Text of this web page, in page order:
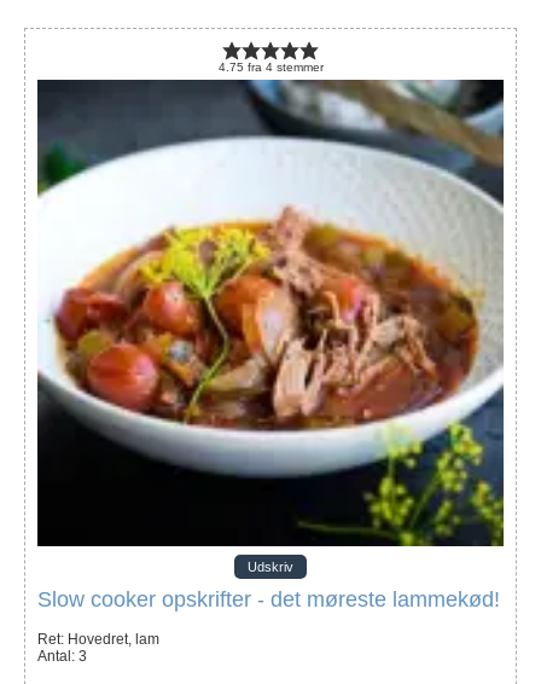
4.75 fra 4stemmer
Udskriv
Slow cooker opskrifter - det møreste lammekød!
Ret: Hovedret, lam
Antal : 3